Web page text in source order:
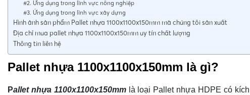
#2. Ứng dụng trong lĩnh vực nông nghiệp
#3. Ứng dụng trong lĩnh vực xây dựng
Hình ảnh sản phẩm Pallet nhựa 1100x1100x150mm mà chúng tôi sản xuất
Địa chỉ mua pallet nhựa 1100x1100x150mm uy tín chất lượng
Thông tin liên hệ
Pallet nhựa 1100x1100x150mm là gì?
Palletnhựa 1100x1100x150mmlà loại Pallet nhựa HDPE có